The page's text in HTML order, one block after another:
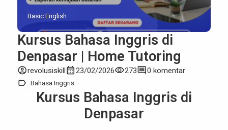
Basic English
Kursus Bahasa Inggris di
Denpasar | Home Tutoring
account_circlerevolusiskillcalendar_month23/02/2026visibility273comment0 komentar
label Bahasa Inggris
Kursus Bahasa Inggris di
Denpasar